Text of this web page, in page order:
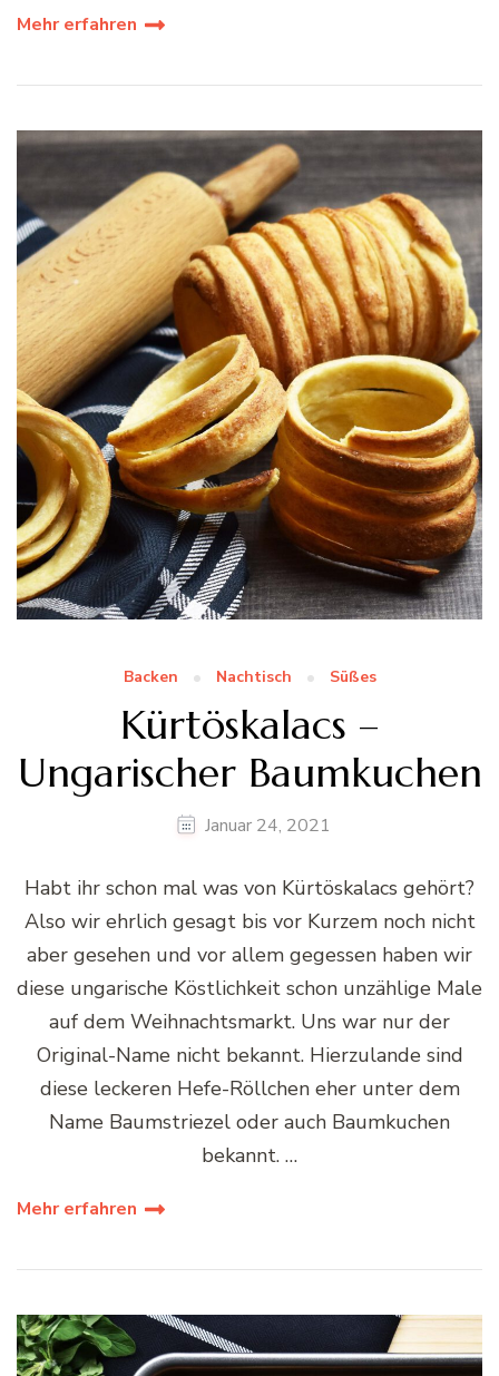
Mehr erfahren
Backen Nachtisch Süßes
Kürtöskalacs –
Ungarischer Baumkuchen
Januar 24, 2021
Habt ihr schon mal was von Kürtöskalacs gehört?
Also wir ehrlich gesagt bis vor Kurzem noch nicht
aber gesehen und vor allem gegessen haben wir
diese ungarische Köstlichkeit schon unzählige Male
auf dem Weihnachtsmarkt. Uns war nur der
Original-Name nicht bekannt. Hierzulande sind
diese leckeren Hefe-Röllchen eher unter dem
Name Baumstriezel oder auch Baumkuchen
bekannt. …
Mehr erfahren